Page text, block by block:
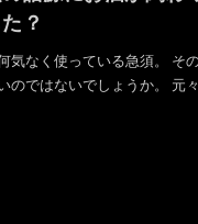
？
気なく使っている急須。 そ
のではないでしょうか。 元